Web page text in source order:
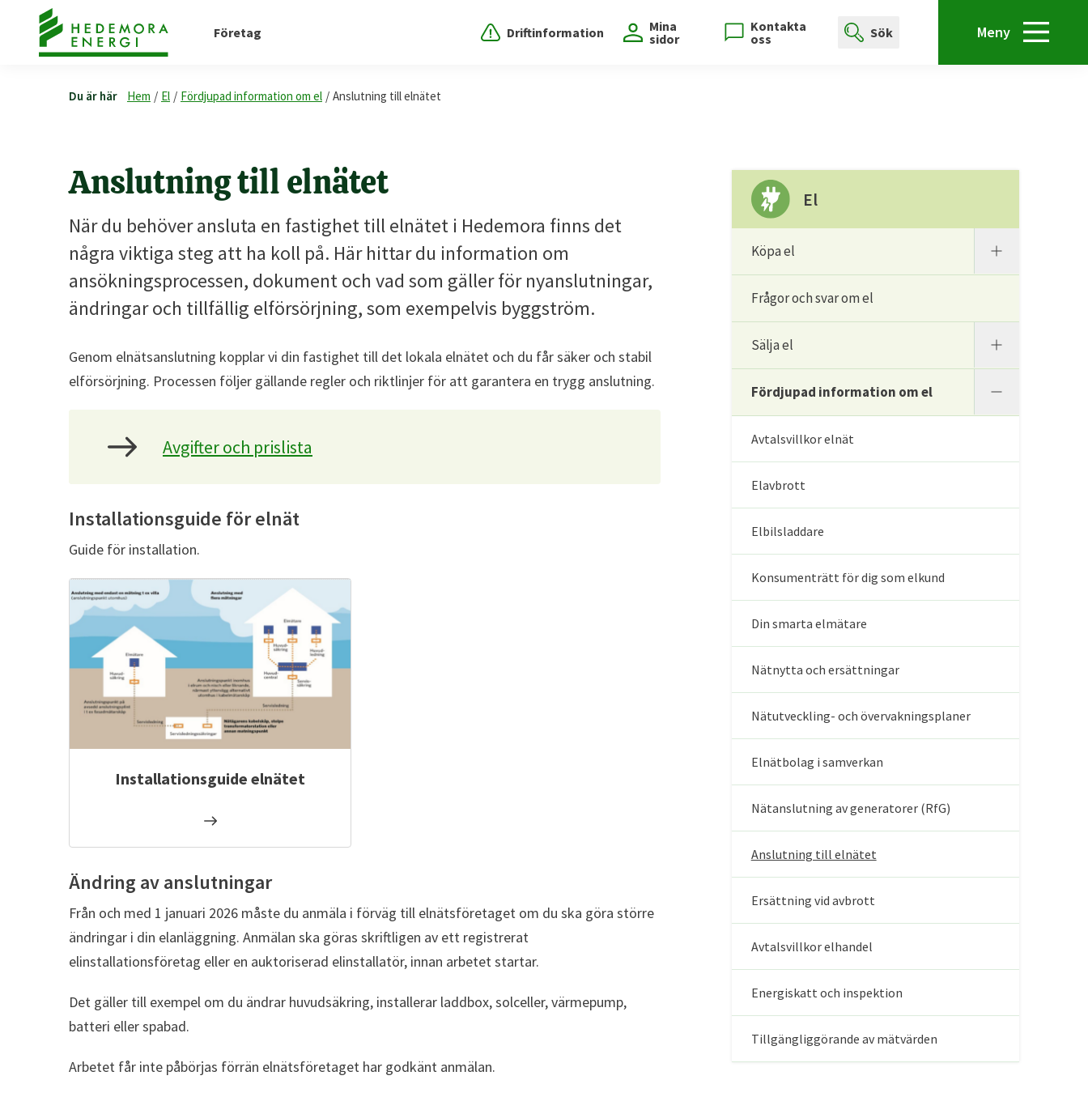
Företag Driftinformation
Mina
sidor
Kontakta
oss
Sök Meny
Du är här Hem / El / Fördjupad information om el / Anslutning till elnätet
Anslutning till elnätet
När du behöver ansluta en fastighet till elnätet i Hedemora finns det
några viktiga steg att ha koll på. Här hittar du information om
ansökningsprocessen, dokument och vad som gäller för nyanslutningar,
ändringar och tillfällig elförsörjning, som exempelvis byggström.
Genom elnätsanslutning kopplar vi din fastighet till det lokala elnätet och du får säker och stabil
elförsörjning. Processen följer gällande regler och riktlinjer för att garantera en trygg anslutning.
Avgifter och prislista
Installationsguide för elnät
Guide för installation.
Installationsguide elnätet
Ändring av anslutningar
Från och med 1 januari 2026 måste du anmäla i förväg till elnätsföretaget om du ska göra större
ändringar i din elanläggning. Anmälan ska göras skriftligen av ett registrerat
elinstallationsföretag eller en auktoriserad elinstallatör, innan arbetet startar.
Det gäller till exempel om du ändrar huvudsäkring, installerar laddbox, solceller, värmepump,
batteri eller spabad.
Arbetet får inte påbörjas förrän elnätsföretaget har godkänt anmälan.
El
Köpa el
Frågor och svar om el
Sälja el
Fördjupad information om el
Avtalsvillkor elnät
Elavbrott
Elbilsladdare
Konsumenträtt för dig som elkund
Din smarta elmätare
Nätnytta och ersättningar
Nätutveckling- och övervakningsplaner
Elnätbolag i samverkan
Nätanslutning av generatorer (RfG)
Anslutning till elnätet
Ersättning vid avbrott
Avtalsvillkor elhandel
Energiskatt och inspektion
Tillgängliggörande av mätvärden